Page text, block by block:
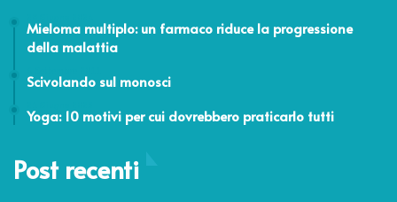
Mieloma multiplo: un farmaco riduce la progressione
della malattia
Scivolando sul monosci
Yoga: 10 motivi per cui dovrebbero praticarlo tutti
Post recenti